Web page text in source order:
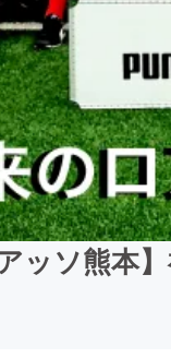
アッソ熊本